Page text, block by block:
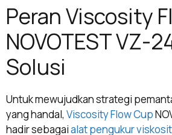
Peran Viscosity
NOVOTEST VZ-
Solusi
Untuk mewujudkan strategi
yang handal, Viscosity Flow Cup
hadir sebagaialat pengukur